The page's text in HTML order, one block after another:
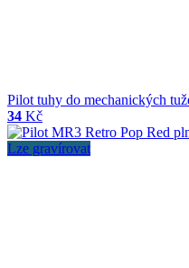
Pilot tuhy do mechanických
34 Kč
Lze gravírovat